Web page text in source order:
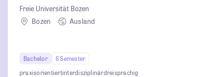
Freie Universität Bozen
Bozen
Ausland
Bachelor
6 Semester
praxisorientiertinterdisziplinärdreisprachig